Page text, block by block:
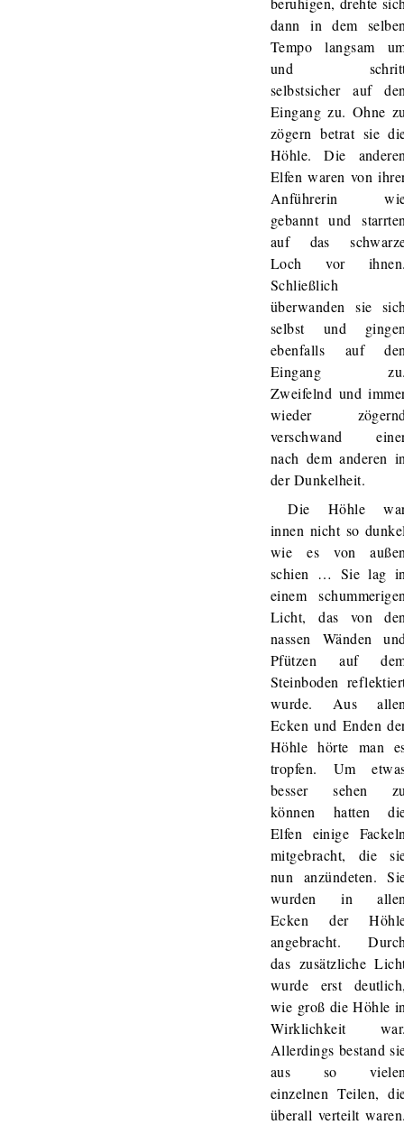
dann in dem
Tempo langsam
und
selbstsicher auf
Eingang zu. Ohne
zögern betrat sie
Höhle. Die
Elfen waren von
Anführerin
gebannt und
auf das
Loch vor
Schließlich
überwanden sie
selbst und
ebenfalls auf
Eingang
Zweifelnd und
wieder
verschwand
nach dem anderen
der Dunkelheit.
Die Höhle
innen nicht so
wie es von
schien … Sie lag
einem
Licht, das von
nassen Wänden
Pfützen auf
Steinboden
wurde. Aus
Ecken und Enden
Höhle hörte man
tropfen. Um
besser sehen
können hatten
Elfen einige
mitgebracht, die
nun anzündeten.
wurden in
Ecken der
angebracht.
das zusätzliche
wurde erst
wie groß die Höhle
Wirklichkeit
Allerdings bestand
aus so
einzelnen Teilen,
überall verteilt